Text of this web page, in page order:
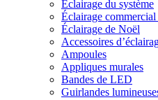
Éclairage du système
Éclairage
Éclairage de Noël
Accessoires
Ampoules
Appliques murales
Bandes de LED
Guirlandes